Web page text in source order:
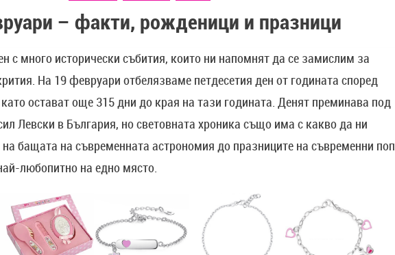
– факти, рожденици и празници
с много исторически събития, които ни напомнят да се замислим за
На 19 февруари отбелязваме петдесетия ден от годината според
остават още 315 дни до края на тази годината. Денят преминава под
Левски в България, но световната хроника също има с какво да ни
бащата на съвременната астрономия до празниците на съвременни поп
любопитно на едно място.